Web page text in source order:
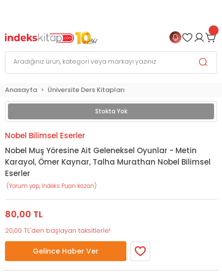
Anasayfa Üniversite Ders Kitapları
Stokta Yok
Nobel Bilimsel Eserler
Nobel Muş Yöresine Ait Geleneksel Oyunlar - Metin
Karayol, Ömer Kaynar, Talha Murathan Nobel Bilimsel
Eserler
(Yorum yap, İndeks Puan kazan)
80,00 TL
20,00 TL'den başlayan taksitlerle!
Gelince Haber Ver